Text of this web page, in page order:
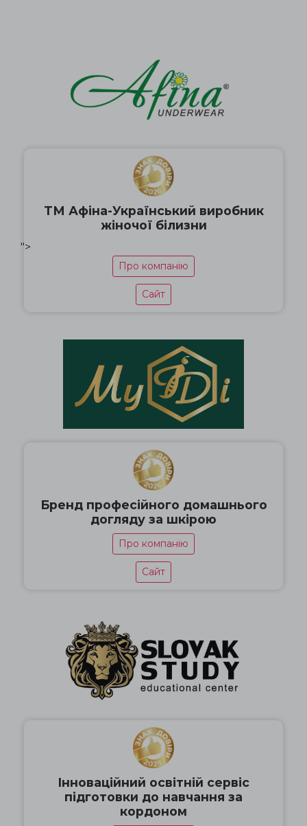
ТМ Афіна-Український виробник
жіночої білизни
">
Про компанію
Сайт
Бренд професійного домашнього
догляду за шкірою
Про компанію
Сайт
Інноваційний освітній сервіс
підготовки до навчання за
кордоном